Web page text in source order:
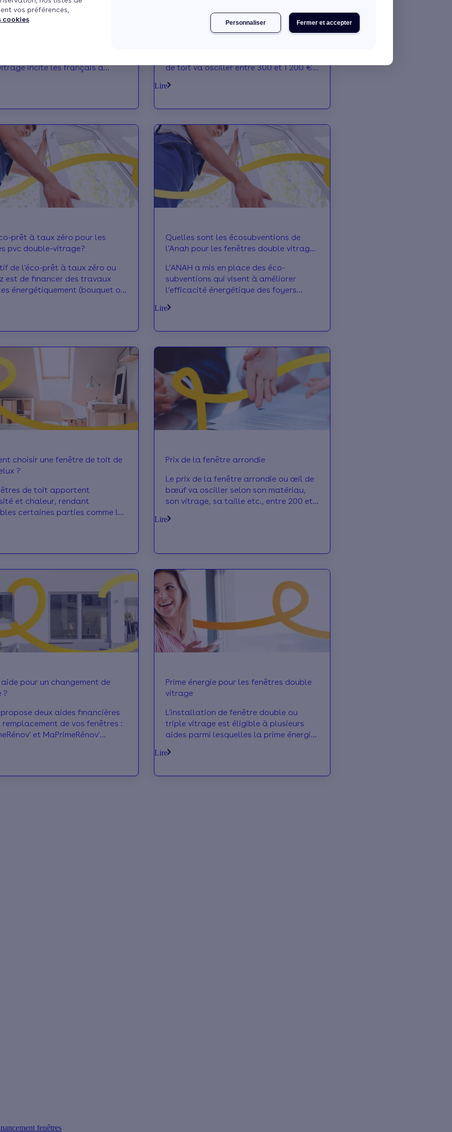
vos préférences,
cookies Fermer et accepter
Personnaliser
ses fenêtres double-vitrage
crédit d’impôt
incite les français à
Prix des fenêtres de toit et astuces pour
le faire baisser !
de toit va osciller entre 300 et 1 200 €
Lire
prêt à taux zéro pour les
pvc double-vitrage?
de l'éco-prêt à taux zéro ou
est de financer des travaux
énergétiquement (bouquet ou
Quelles sont les écosubventions de
l'Anah pour les fenêtres double vitrage
L’ANAH a mis en place des éco-
subventions qui visent à améliorer
l’efficacité énergétique des foyers
triple-vitrage, systè
Lire
choisir une fenêtre de toit de
?
de toit apportent
et chaleur, rendant
certaines parties comme les
existent
Prix de la fenêtre arrondie
Le prix de la fenêtre arrondie ou œil de
bœuf va osciller selon son matériau,
son vitrage, sa taille etc., entre 200 et
Lire
pour un changement de
?
propose deux aides financières
remplacement de vos fenêtres :
et MaPrimeRénov'
Prime énergie pour les fenêtres double
vitrage
L'installation de fenêtre double ou
triple vitrage est éligible à plusieurs
aides parmi lesquelles la prime énergie
Lire
fenêtres